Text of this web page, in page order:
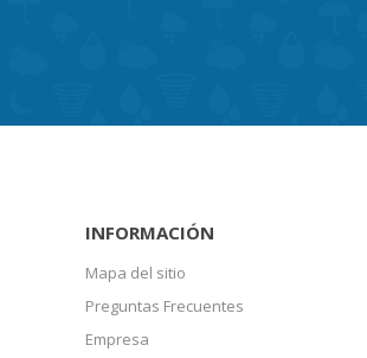
INFORMACIÓN
Mapa del sitio
Preguntas Frecuentes
Empresa